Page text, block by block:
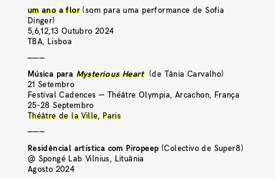
um ano a flor (som para uma performance de Sofia
Dinger)
5,6,12,13 Outubro 2024
TBA, Lisboa
———
Música para Mysterious Heart (de Tânia Carvalho)
21 Setembro
Festival Cadences — Théâtre Olympia, Arcachon, França
25-28 Septembro
Théâtre de la Ville, Paris
———
Residêncial artística com Piropeep (Colectivo de Super8)
@ Spongé Lab Vilnius, Lituânia
Agosto 2024